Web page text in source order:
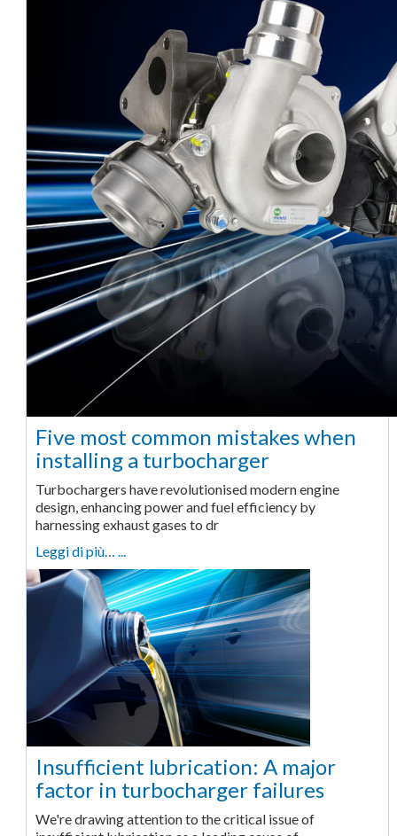
Five most common mistakes when
installing a turbocharger
Turbochargers have revolutionised modern engine
design, enhancing power and fuel efficiency by
harnessing exhaust gases to dr
Leggi di più… ...
Insufficient lubrication: A major
factor in turbocharger failures
We're drawing attention to the critical issue of